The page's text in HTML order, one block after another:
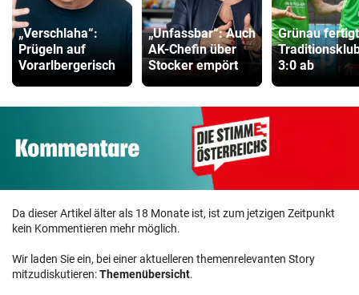
„Verschlaha“:
Prügeln auf
Vorarlbergerisch
„Unfassbar“: Auch
AK-Chefin über
Stocker empört
Grünau
3:0 ab
Da dieser Artikel älter als 18 Monate ist, ist zum jetzigen Zeitpunkt
kein Kommentieren mehr möglich.
Wir laden Sie ein, bei einer aktuelleren themenrelevanten Story
mitzudiskutieren:Themenübersicht.